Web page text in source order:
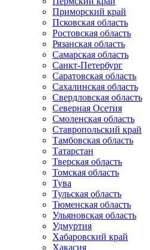
Приморский край
Псковская область
Ростовская область
Рязанская область
Самарская область
Санкт-Петербург
Саратовская область
Сахалинская область
Свердловская область
Северная Осетия
Смоленская область
Ставропольский край
Тамбовская область
Татарстан
Тверская область
Томская область
Тува
Тульская область
Тюменская область
Ульяновская область
Удмуртия
Хабаровский край
Хакасия